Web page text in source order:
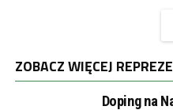
ZOBACZ WIĘCEJ
Doping na